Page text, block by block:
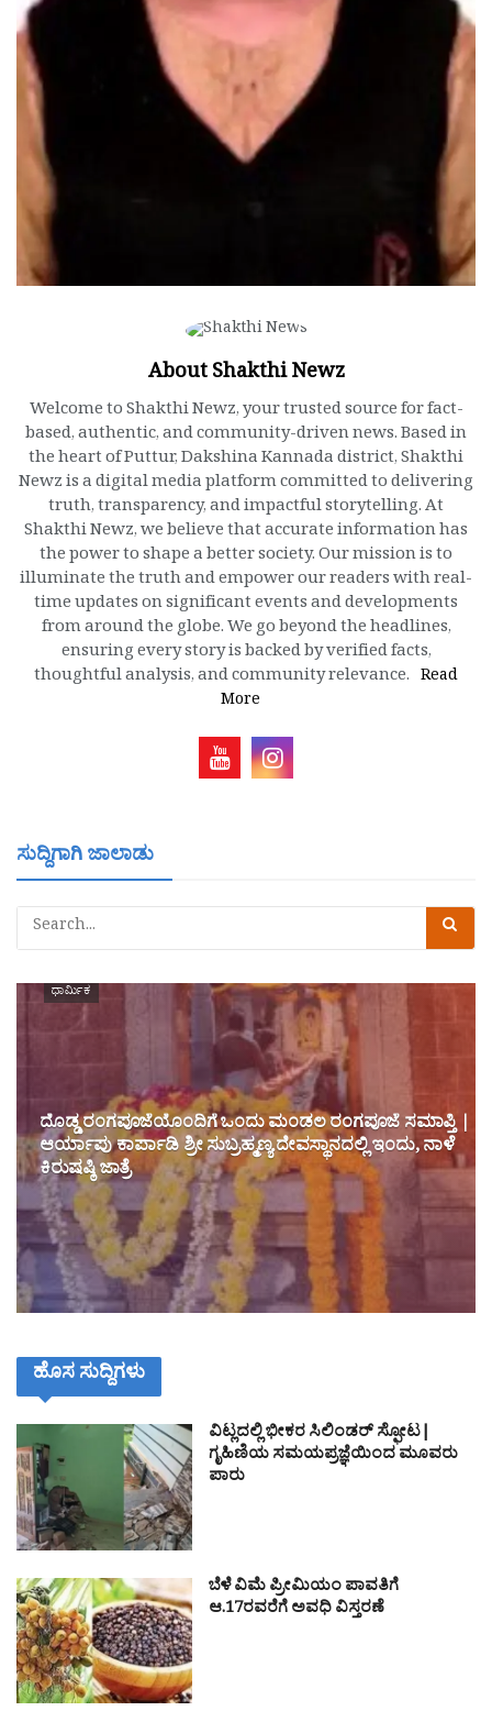
About Shakthi Newz
Welcome to Shakthi Newz, your trusted source for fact-
based, authentic, and community-driven news. Based in
the heart of Puttur, Dakshina Kannada district, Shakthi
Newz is a digital media platform committed to delivering
truth, transparency, and impactful storytelling. At
Shakthi Newz, we believe that accurate information has
the power to shape a better society. Our mission is to
illuminate the truth and empower our readers with real-
time updates on significant events and developments
from around the globe. We go beyond the headlines,
ensuring every story is backed by verified facts,
thoughtful analysis, and community relevance. Read
More
ಸುದ್ದಿಗಾಗಿ ಜಾಲಾಡು
ಧಾರ್ಮಿಕ
ದೊಡ್ಡ ರಂಗಪೂಜೆಯೊಂದಿಗೆ ಒಂದು ಮಂಡಲ ರಂಗಪೂಜೆ ಸಮಾಪ್ತಿ |
ಆರ್ಯಾಪು ಕಾರ್ಪಾಡಿ ಶ್ರೀ ಸುಬ್ರಹ್ಮಣ್ಯ ದೇವಸ್ಥಾನದಲ್ಲಿ ಇಂದು, ನಾಳೆ
ಕಿರುಷಷ್ಠಿ ಜಾತ್ರೆ
ಹೊಸ ಸುದ್ದಿಗಳು
ವಿಟ್ಲದಲ್ಲಿ ಭೀಕರ ಸಿಲಿಂಡರ್ ಸ್ಫೋಟ|
ಗೃಹಿಣಿಯ ಸಮಯಪ್ರಜ್ಞೆಯಿಂದ ಮೂವರು
ಪಾರು
ಬೆಳೆ ವಿಮೆ ಪ್ರೀಮಿಯಂ ಪಾವತಿಗೆ
ಆ.17ರವರೆಗೆ ಅವಧಿ ವಿಸ್ತರಣೆ